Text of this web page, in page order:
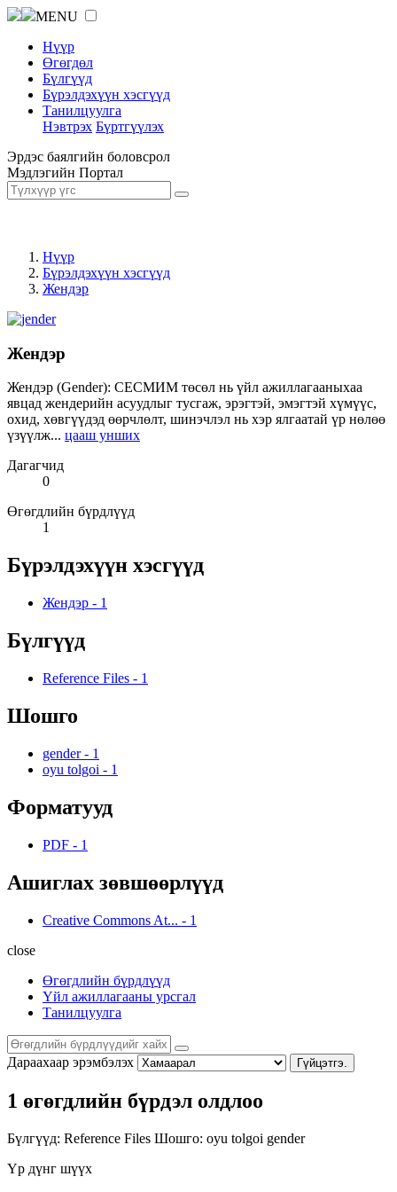
MENU
Нүүр
Өгөгдөл
Бүлгүүд
Бүрэлдэхүүн хэсгүүд
Танилцуулга
Нэвтрэх Бүртгүүлэх
Эрдэс баялгийн боловсрол
Мэдлэгийн Портал
Нүүр
Бүрэлдэхүүн хэсгүүд
Жендэр
Жендэр
Жендэр (Gender): СЕСМИМ төсөл нь үйл ажиллагааныхаа
явцад жендерийн асуудлыг тусгаж, эрэгтэй, эмэгтэй хүмүүс,
охид, хөвгүүдэд өөрчлөлт, шинэчлэл нь хэр ялгаатай үр нөлөө
үзүүлж... цааш унших
Дагагчид
0
Өгөгдлийн бүрдлүүд
1
Бүрэлдэхүүн хэсгүүд
Жендэр - 1
Бүлгүүд
Reference Files - 1
Шошго
gender - 1
oyu tolgoi - 1
Форматууд
PDF - 1
Ашиглах зөвшөөрлүүд
Creative Commons At... - 1
close
Өгөгдлийн бүрдлүүд
Үйл ажиллагааны урсгал
Танилцуулга
Дараахаар эрэмбэлэх Гүйцэтгэ.
1 өгөгдлийн бүрдэл олдлоо
Бүлгүүд: Reference Files Шошго: oyu tolgoi gender
Үр дүнг шүүх